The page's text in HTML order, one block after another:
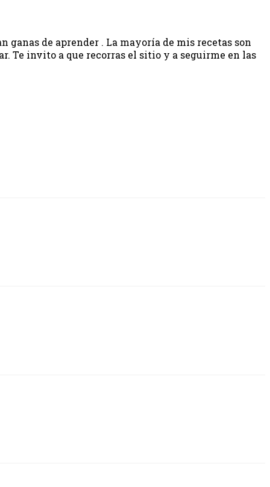
ganas de aprender . La mayoría de mis recetas son
Te invito a que recorras el sitio y a seguirme en las